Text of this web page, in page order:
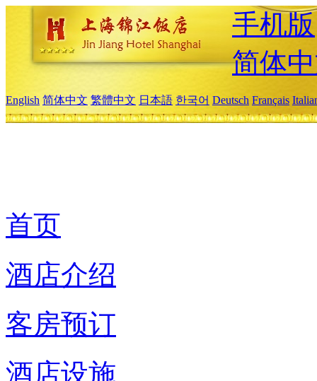
手机版
简体
English 简体中文 繁體中文 日本語 한국어 Deutsch Français
首页
酒店介绍
客房预订
酒店设施